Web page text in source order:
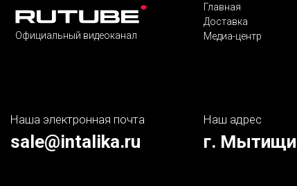
Официальный видеоканал
Главная
Доставка
Медиа-центр
Наша электронная почта
sale@intalika.ru
Наш адрес
г.